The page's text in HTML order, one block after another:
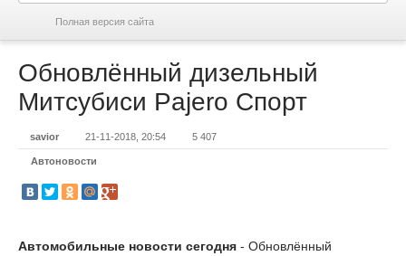
Полная версия сайта
Обновлённый дизельный
Митсубиси Pajero Спорт
savior 21-11-2018, 20:54 5 407
Автоновости
Автомобильные новости сегодня - Обновлённый